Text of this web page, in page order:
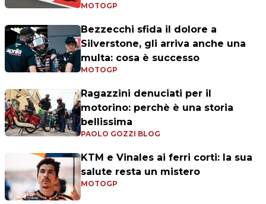
MOTOGP
Bezzecchi sfida il dolore a
Silverstone, gli arriva anche una
multa: cosa è successo
MOTOGP
Ragazzini denuciati per il
motorino: perchè è una storia
bellissima
PAOLO GOZZI BLOG
KTM e Vinales ai ferri corti: la sua
salute resta un mistero
MOTOGP